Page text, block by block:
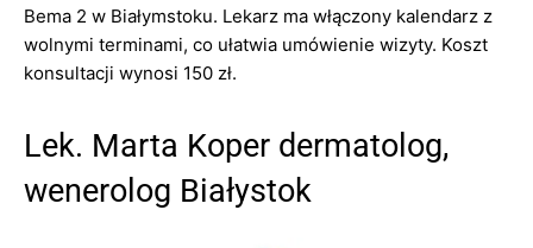
Bema 2 w Białymstoku. Lekarz ma włączony kalendarz z
wolnymi terminami, co ułatwia umówienie wizyty. Koszt
konsultacji wynosi 150 zł.
Lek. Marta Koper dermatolog,
wenerolog Białystok